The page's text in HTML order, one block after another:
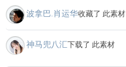
波拿巴.肖运华收藏了 此素材
神马兜八汇下载了 此素材